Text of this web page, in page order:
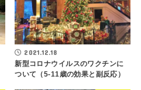
2021.12.18
新型コロナウイルスのワクチンに
ついて（5-11歳の効果と副反応）